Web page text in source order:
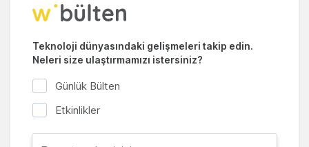
Teknoloji dünyasındaki gelişmeleri takip edin.
Neleri size ulaştırmamızı istersiniz?
Günlük Bülten
Etkinlikler